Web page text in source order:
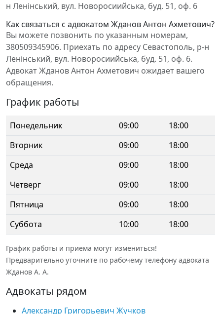
н Ленінський, вул. Новоросиийська, буд. 51, оф. 6
Как связаться с адвокатом Жданов Антон Ахметович?
Вы можете позвонить по указанным номерам,
380509345906. Приехать по адресу Севастополь, р-н
Ленінський, вул. Новоросиийська, буд. 51, оф. 6.
Адвокат Жданов Антон Ахметович ожидает вашего
обращения.
График работы
Понедельник 09:00
18:00
Вторник
09:00
18:00
Среда
09:00
18:00
Четверг
09:00
18:00
Пятница
09:00
18:00
Суббота
10:00 18:00
График работы и приема могут измениться!
Предварительно уточните по рабочему телефону адвоката
Жданов А. А.
Адвокаты рядом
Александр Григорьевич Жучков